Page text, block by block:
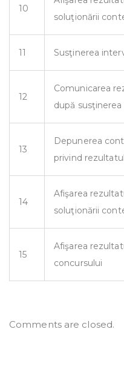
10
soluţionării
11 Susţinerea
12
Comunicarea
după
13
Depunerea
privind
14
Afişarea
soluţionării
15
Afişarea
concursului
Comments are closed.